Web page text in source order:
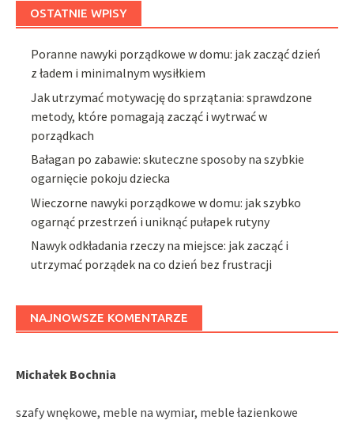
OSTATNIE WPISY
Poranne nawyki porządkowe w domu: jak zacząć dzień
z ładem i minimalnym wysiłkiem
Jak utrzymać motywację do sprzątania: sprawdzone
metody, które pomagają zacząć i wytrwać w
porządkach
Bałagan po zabawie: skuteczne sposoby na szybkie
ogarnięcie pokoju dziecka
Wieczorne nawyki porządkowe w domu: jak szybko
ogarnąć przestrzeń i uniknąć pułapek rutyny
Nawyk odkładania rzeczy na miejsce: jak zacząć i
utrzymać porządek na co dzień bez frustracji
NAJNOWSZE KOMENTARZE
Michałek Bochnia
szafy wnękowe, meble na wymiar, meble łazienkowe